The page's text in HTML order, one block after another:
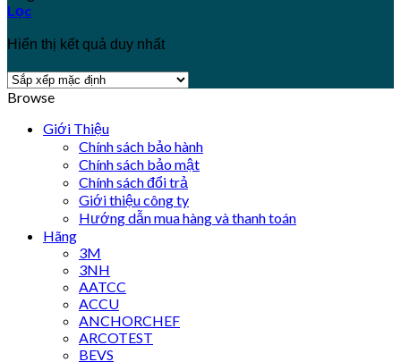
Lọc
Hiển thị kết quả duy nhất
Browse
Giới Thiệu
Chính sách bảo hành
Chính sách bảo mật
Chính sách đổi trả
Giới thiệu công ty
Hướng dẫn mua hàng và thanh toán
Hãng
3M
3NH
AATCC
ACCU
ANCHORCHEF
ARCOTEST
BEVS